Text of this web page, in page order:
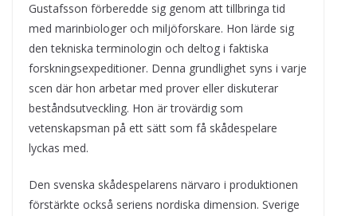
Gustafsson förberedde sig genom att tillbringa tid
med marinbiologer och miljöforskare. Hon lärde sig
den tekniska terminologin och deltog i faktiska
forskningsexpeditioner. Denna grundlighet syns i varje
scen där hon arbetar med prover eller diskuterar
beståndsutveckling. Hon är trovärdig som
vetenskapsman på ett sätt som få skådespelare
lyckas med.
Den svenska skådespelarens närvaro i produktionen
förstärkte också seriens nordiska dimension. Sverige